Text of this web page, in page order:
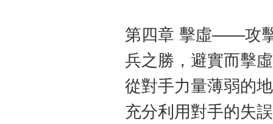
第四章 擊虛——攻
兵之勝，避實而擊虛
從對手力量薄弱的
充分利用對手的失誤